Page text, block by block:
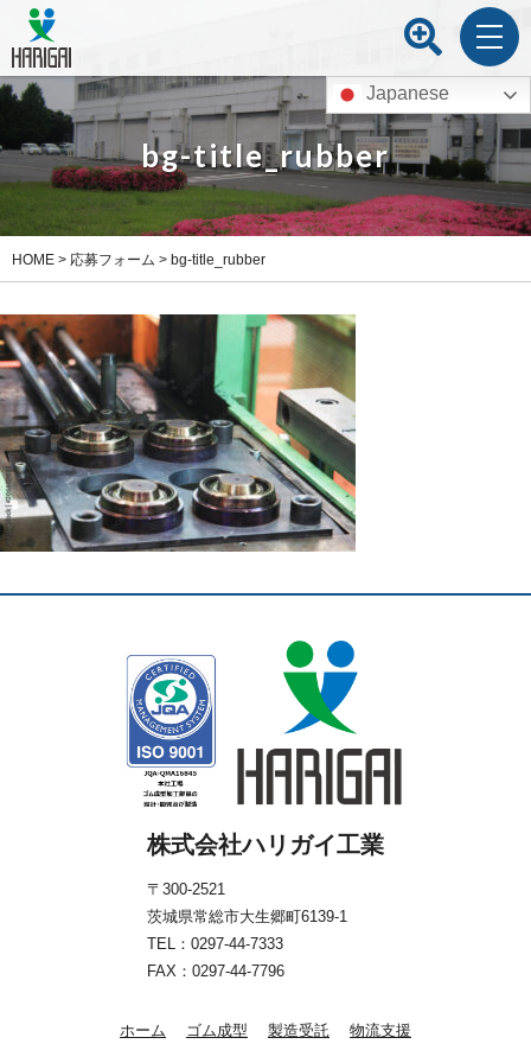
Japanese
bg-title_rubber
HOME > 応募フォーム > bg-title_rubber
株式会社ハリガイ工業
〒300-2521
茨城県常総市大生郷町6139-1
TEL： 0297-44-7333
FAX：0297-44-7796
ホーム ゴム成型 製造受託 物流支援